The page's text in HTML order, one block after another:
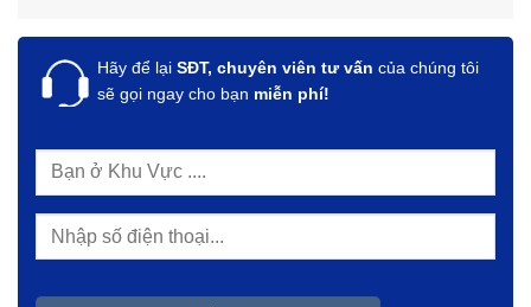
Hãy để lại SĐT, chuyên viên tư vấn của chúng tôi
sẽ gọi ngay cho bạn miễn phí!